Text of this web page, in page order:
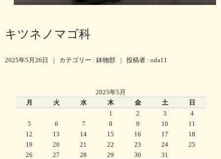
キツネノマゴ科
2025年5月26日 | カテゴリー : 鉢物部 | 投稿者 : oda11
2025年5月
月
火 水 木 金 土 日
1 2 3
4
5
6 7 8 9 10
11
12
13 14 15 16 17
18
19
20 21 22 23 24
25
26
27 28 29 30 31